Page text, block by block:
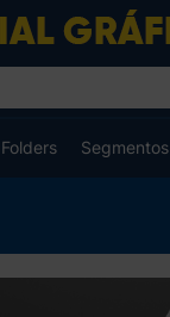
Folders Segmentos